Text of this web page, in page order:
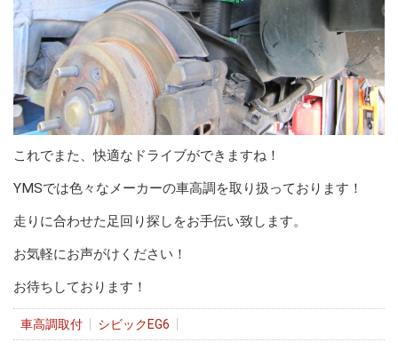
これでまた、快適なドライブができますね！
YMSでは色々なメーカーの車高調を取り扱っております！
走りに合わせた足回り探しをお手伝い致します。
お気軽にお声がけください！
お待ちしております！
車高調取付 シビックEG6